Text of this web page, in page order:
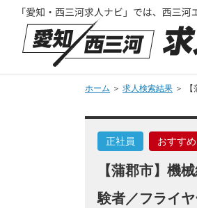
ホーム ＞ 求人検索結果 ＞
正社員 おすす
【蒲郡市】機
験者／フライ